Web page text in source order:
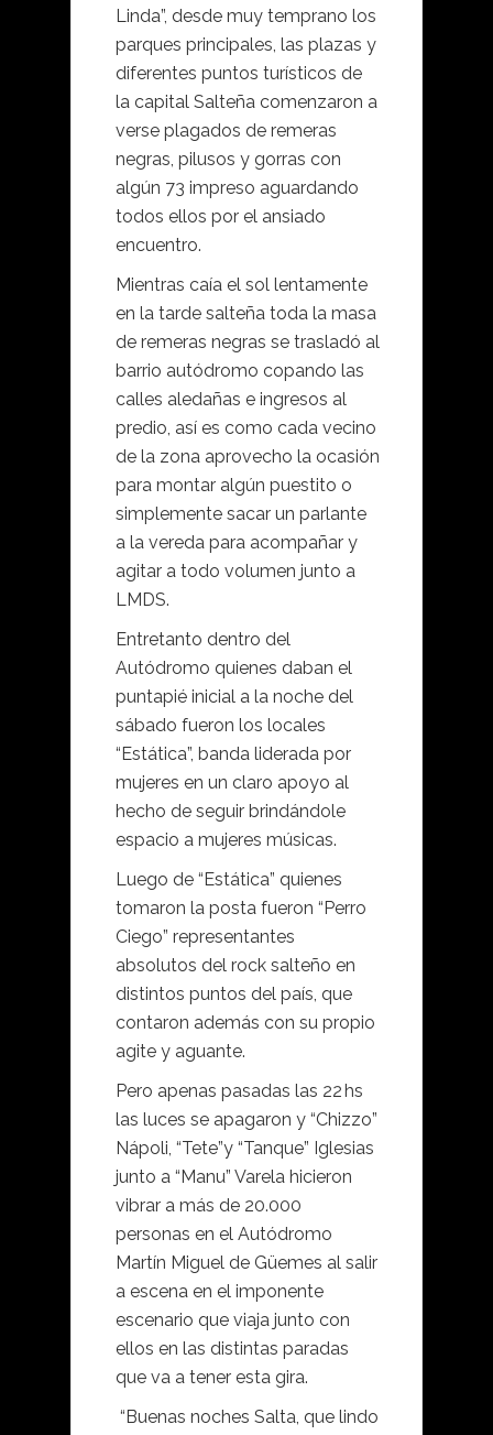
Linda”, desde muy temprano los
parques principales, las plazas y
diferentes puntos turísticos de
la capital Salteña comenzaron a
verse plagados de remeras
negras, pilusos y gorras con
algún 73 impreso aguardando
todos ellos por el ansiado
encuentro.
Mientras caía el sol lentamente
en la tarde salteña toda la masa
de remeras negras se trasladó al
barrio autódromo copando las
calles aledañas e ingresos al
predio, así es como cada vecino
de la zona aprovecho la ocasión
para montar algún puestito o
simplemente sacar un parlante
a la vereda para acompañar y
agitar a todo volumen junto a
LMDS.
Entretanto dentro del
Autódromo quienes daban el
puntapié inicial a la noche del
sábado fueron los locales
“Estática”, banda liderada por
mujeres en un claro apoyo al
hecho de seguir brindándole
espacio a mujeres músicas.
Luego de “Estática” quienes
tomaron la posta fueron “Perro
Ciego” representantes
absolutos del rock salteño en
distintos puntos del país, que
contaron además con su propio
agite y aguante.
Pero apenas pasadas las 22 hs
las luces se apagaron y “Chizzo”
Nápoli, “Tete”y “Tanque” Iglesias
junto a “Manu” Varela hicieron
vibrar a más de 20.000
personas en el Autódromo
Martín Miguel de Güemes al salir
a escena en el imponente
escenario que viaja junto con
ellos en las distintas paradas
que va a tener esta gira.
“Buenas noches Salta, que lindo